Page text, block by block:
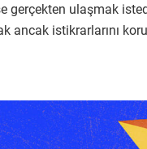
gerçekten ulaşmak
ancak istikrarlarını